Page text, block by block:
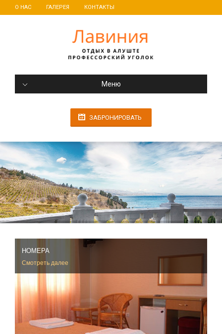
О НАС ГАЛЕРЕЯ КОНТАКТЫ
Меню
ЗАБРОНИРОВАТЬ
НОМЕРА
Смотреть далее